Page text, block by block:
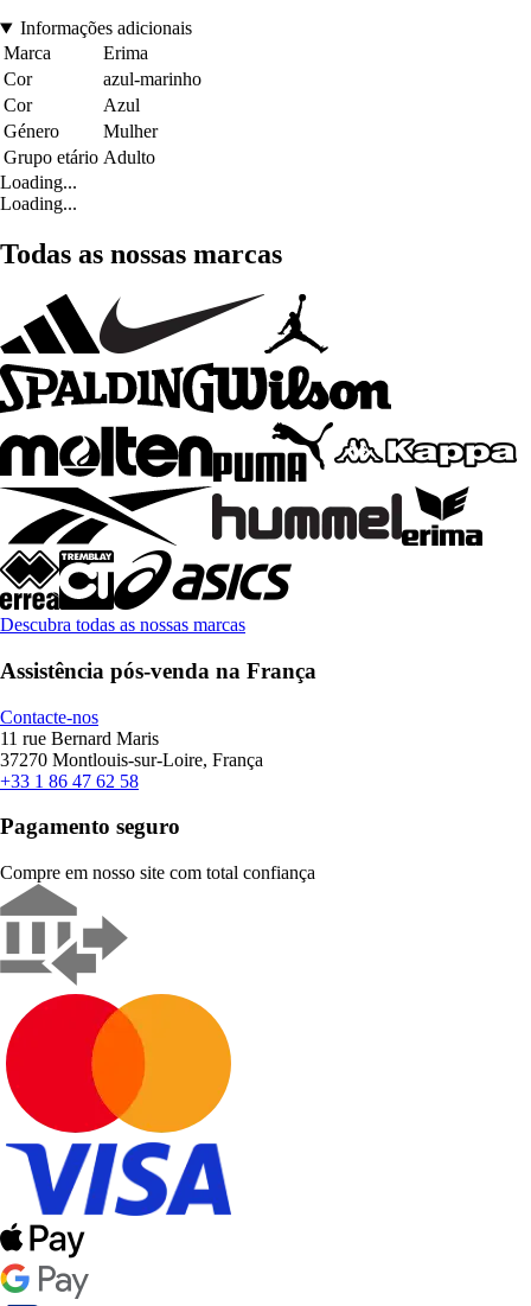
Informações adicionais
Marca
Erima
Cor
azul-marinho
Cor
Azul
Género
Mulher
Grupo etário Adulto
Loading...
Loading...
Todas as nossas marcas
Descubra todas as nossas marcas
Assistência pós-venda na França
Contacte-nos
11 rue Bernard Maris
37270 Montlouis-sur-Loire, França
+33 1 86 47 62 58
Pagamento seguro
Compre em nosso site com total confiança